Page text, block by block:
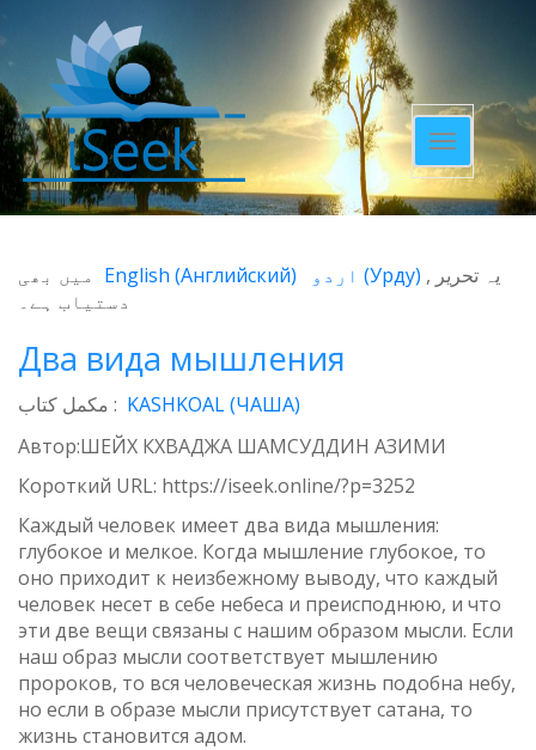
Toggle
navigation
یہ تحریر (Урду)
English (Английский)
میں بھی
دستیاب ہے۔
Два вида мышления
مکمل کتاب : KASHKOAL (ЧАША)
Автор:ШЕЙХ КХВАДЖА ШАМСУДДИН АЗИМИ
Короткий URL: https://iseek.online/?p=3252
Каждый человек имеет два вида мышления:
глубокое и мелкое. Когда мышление глубокое, то
оно приходит к неизбежному выводу, что каждый
человек несет в себе небеса и преисподнюю, и что
эти две вещи связаны с нашим образом мысли. Если
наш образ мысли соответствует мышлению
пророков, то вся человеческая жизнь подобна небу,
но если в образе мысли присутствует сатана, то
жизнь становится адом.